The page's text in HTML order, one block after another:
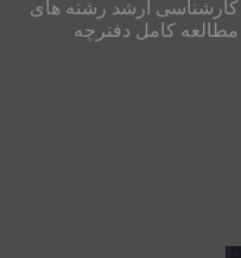
کارشناسی ارشد رشته های
بعد از مطالعه کامل دفترچه